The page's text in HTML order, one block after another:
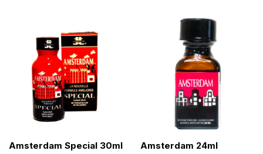
Amsterdam Special 30ml Amsterdam 24ml